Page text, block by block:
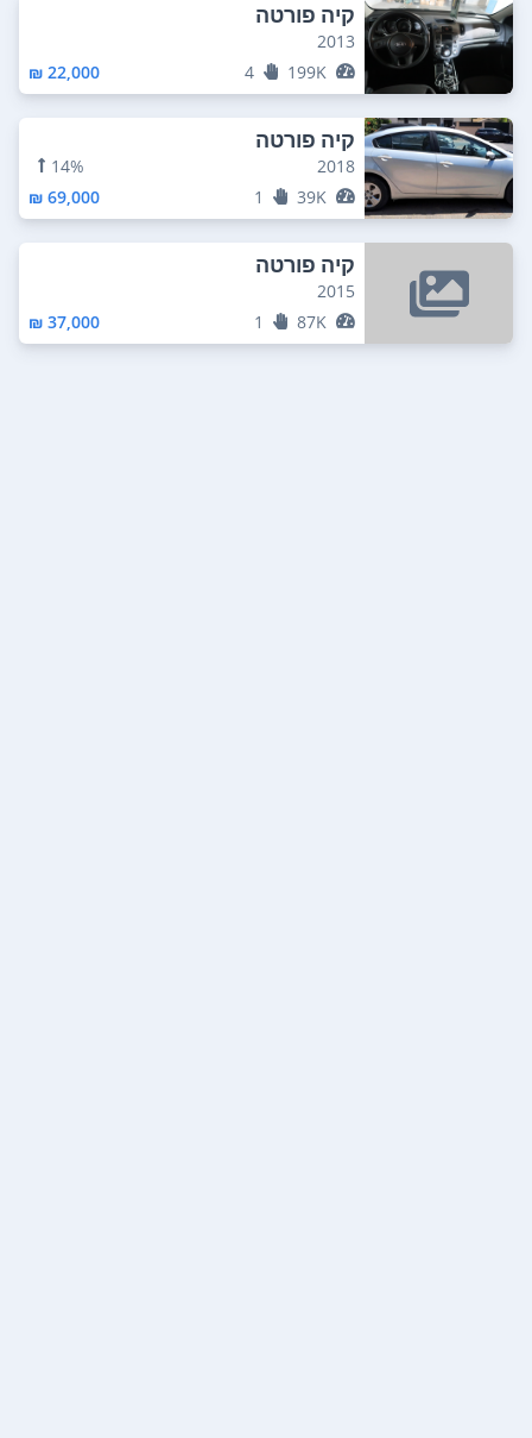
קיה פורטה
2013
199K
4
22,000 ₪
קיה פורטה
2018
14%
39K
1
69,000 ₪
קיה פורטה
2015
87K
1
37,000 ₪